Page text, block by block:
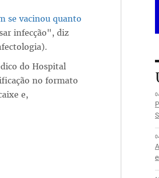
se vacinou quanto
infecção", diz
do Hospital
no formato
e,